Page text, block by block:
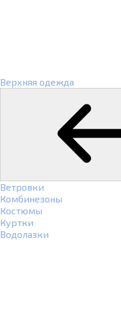
Верхняя одежда
Ветровки
Комбинезоны
Костюмы
Куртки
Водолазки